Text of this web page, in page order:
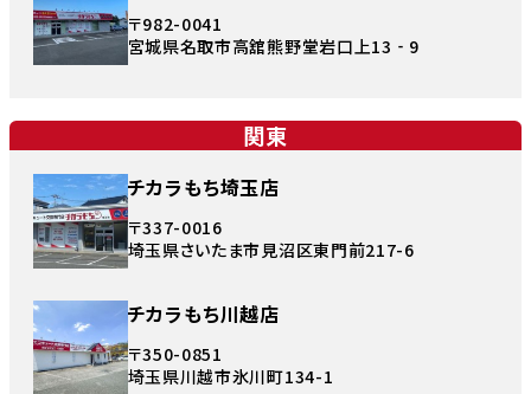
〒982-0041
宮城県名取市高舘熊野堂岩口上13‐9
関東
チカラもち埼玉店
〒337-0016
埼玉県さいたま市見沼区東門前217-6
チカラもち川越店
〒350-0851
埼玉県川越市氷川町134-1